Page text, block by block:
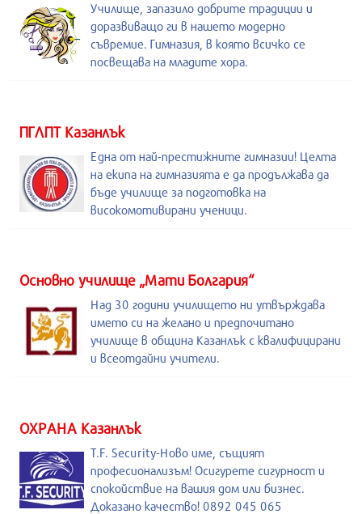
Училище, запазило добрите традиции и
доразвиващо ги в нашето модерно
съвремие. Гимназия, в която всичко се
посвещава на младите хора.
ПГЛПТ Казанлък
Една от най-престижните гимназии! Целта
на екипа на гимназията е да продължава да
бъде училище за подготовка на
високомотивирани ученици.
Основно училище „Мати Болгария“
Над 30 години училището ни утвърждава
името си на желано и предпочитано
училище в община Казанлък с квалифицирани
и всеотдайни учители.
ОХРАНА Казанлък
T.F. Security-Ново име, същият
професионализъм! Осигурете сигурност и
спокойствие на вашия дом или бизнес.
Доказано качество! 0892 045 065